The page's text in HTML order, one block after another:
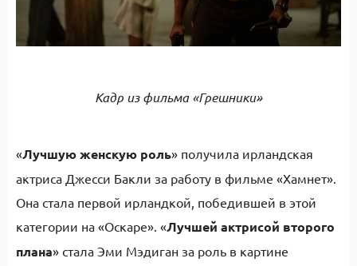
Кадр из фильма «Грешники»
«Лучшую женскую роль» получила ирландская
актриса Джесси Бакли за работу в фильме «Хамнет».
Она стала первой ирландкой, победившей в этой
категории на «Оскаре». «Лучшей актрисой второго
плана» стала Эми Мэдиган за роль в картине